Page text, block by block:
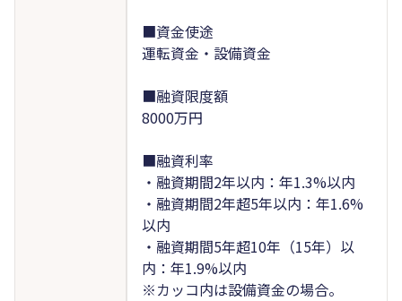
■資金使途
運転資金・設備資金
■融資限度額
8000万円
■融資利率
・融資期間2年以内：年1.3%以内
・融資期間2年超5年以内：年1.6%
以内
・融資期間5年超10年（15年）以
内：年1.9%以内
※カッコ内は設備資金の場合。